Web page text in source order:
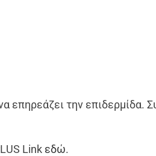
επηρεάζει την επιδερμίδα.
Link εδώ.